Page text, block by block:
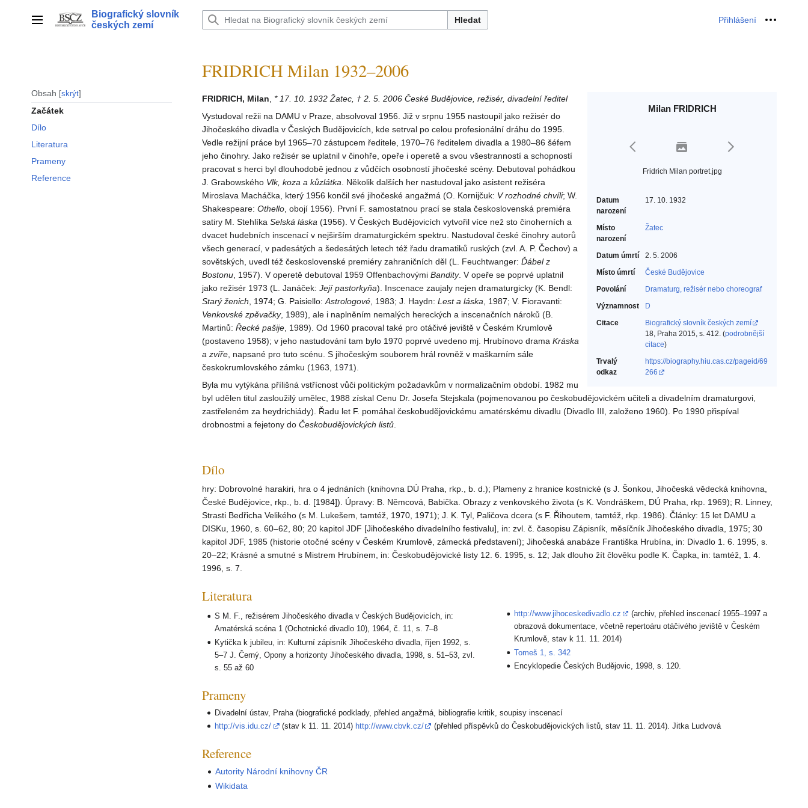
Hlavní menu
Biografický slovník
českých zemí
Hledat Přihlášení Osobní
Obsah skrýt
Začátek
Dílo
Literatura
Prameny
Reference
FRIDRICH Milan 1932–2006
Milan FRIDRICH
Fridrich Milan portret.jpg
Datum
narození
17. 10. 1932
Místo
narození
Žatec
Datum úmrtí
2. 5. 2006
Místo úmrtí
České Budějovice
Povolání
Dramaturg, režisér nebo choreograf‎
Významnost
D
Citace
Biografický slovník českých zemí
18, Praha 2015, s. 412. (podrobnější
citace)
Trvalý
odkaz
https://biography.hiu.cas.cz/pageid/69
266
FRIDRICH, Milan
* 17. 10. 1932 Žatec, † 2. 5. 2006 České Budějovice, režisér, divadelní ředitel
Vystudoval režii na DAMU v Praze, absolvoval 1956. Již v srpnu 1955 nastoupil jako režisér do
Jihočeského divadla v Českých Budějovicích, kde setrval po celou profesionální dráhu do 1995.
Vedle režijní práce byl 1965–70 zástupcem ředitele, 1970–76 ředitelem divadla a 1980–86 šéfem
jeho činohry. Jako režisér se uplatnil v činohře, opeře i operetě a svou všestranností a schopností
pracovat s herci byl dlouhodobě jednou z vůdčích osobností jihočeské scény. Debutoval pohádkou
J. Grabowského Vlk, koza a kůzlátka . Několik dalších her nastudoval jako asistent režiséra
Miroslava Macháčka, který 1956 končil své jihočeské angažmá (O. Kornijčuk: V rozhodné chvíli; W.
Shakespeare: Othello , obojí 1956). První F. samostatnou prací se stala československá premiéra
satiry M. Stehlíka Selská láska (1956). V Českých Budějovicích vytvořil více než sto činoherních a
dvacet hudebních inscenací v nejširším dramaturgickém spektru. Nastudoval české činohry autorů
všech generací, v padesátých a šedesátých letech též řadu dramatiků ruských (zvl. A. P. Čechov) a
sovětských, uvedl též československé premiéry zahraničních děl (L. Feuchtwanger: Ďábel z
Bostonu , 1957). V operetě debutoval 1959 Offenbachovými Bandity. V opeře se poprvé uplatnil
jako režisér 1973 (L. Janáček: Její pastorkyňa). Inscenace zaujaly nejen dramaturgicky (K. Bendl:
Starý ženich , 1974; G. Paisiello: Astrologové , 1983; J. Haydn: Lest a láska , 1987; V. Fioravanti:
Venkovské zpěvačky, 1989), ale i naplněním nemalých hereckých a inscenačních nároků (B.
Martinů: Řecké pašije , 1989). Od 1960 pracoval také pro otáčivé jeviště v Českém Krumlově
(postaveno 1958); v jeho nastudování tam bylo 1970 poprvé uvedeno mj. Hrubínovo drama Kráska
a zvíře , napsané pro tuto scénu. S jihočeským souborem hrál rovněž v maškarním sále
českokrumlovského zámku (1963, 1971).
Byla mu vytýkána přílišná vstřícnost vůči politickým požadavkům v normalizačním období. 1982 mu
byl udělen titul zasloužilý umělec, 1988 získal Cenu Dr. Josefa Stejskala (pojmenovanou po českobudějovickém učiteli a divadelním dramaturgovi,
zastřeleném za heydrichiády). Řadu let F. pomáhal českobudějovickému amatérskému divadlu (Divadlo III, založeno 1960). Po 1990 přispíval
drobnostmi a fejetony do Českobudějovických listů
Dílo
hry: Dobrovolné harakiri, hra o 4 jednáních (knihovna DÚ Praha, rkp., b. d.); Plameny z hranice kostnické (s J. Šonkou, Jihočeská vědecká knihovna,
České Budějovice, rkp., b. d. [1984]). Úpravy: B. Němcová, Babička. Obrazy z venkovského života (s K. Vondráškem, DÚ Praha, rkp. 1969); R. Linney,
Strasti Bedřicha Velikého (s M. Lukešem, tamtéž, 1970, 1971); J. K. Tyl, Paličova dcera (s F. Řihoutem, tamtéž, rkp. 1986). Články: 15 let DAMU a
DISKu, 1960, s. 60–62, 80; 20 kapitol JDF [Jihočeského divadelního festivalu], in: zvl. č. časopisu Zápisník, měsíčník Jihočeského divadla, 1975; 30
kapitol JDF, 1985 (historie otočné scény v Českém Krumlově, zámecká představení); Jihočeská anabáze Františka Hrubína, in: Divadlo 1. 6. 1995, s.
20–22; Krásné a smutné s Mistrem Hrubínem, in: Českobudějovické listy 12. 6. 1995, s. 12; Jak dlouho žít člověku podle K. Čapka, in: tamtéž, 1. 4.
1996, s. 7.
Literatura
S M. F., režisérem Jihočeského divadla v Českých Budějovicích, in:
Amatérská scéna 1 (Ochotnické divadlo 10), 1964, č. 11, s. 7–8
Kytička k jubileu, in: Kulturní zápisník Jihočeského divadla, říjen 1992, s.
5–7 J. Černý, Opony a horizonty Jihočeského divadla, 1998, s. 51–53, zvl.
s. 55 až 60
http://www.jihoceskedivadlo.cz
(archiv, přehled inscenací 1955–1997 a
obrazová dokumentace, včetně repertoáru otáčivého jeviště v Českém
Krumlově, stav k 11. 11. 2014)
Tomeš 1, s. 342
Encyklopedie Českých Budějovic, 1998, s. 120.
Prameny
Divadelní ústav, Praha (biografické podklady, přehled angažmá, bibliografie kritik, soupisy inscenací
http://vis.idu.cz/
(stav k 11. 11. 2014) http://www.cbvk.cz/ (přehled příspěvků do Českobudějovických listů, stav 11. 11. 2014). Jitka Ludvová
Reference
Autority Národní knihovny ČR
Wikidata